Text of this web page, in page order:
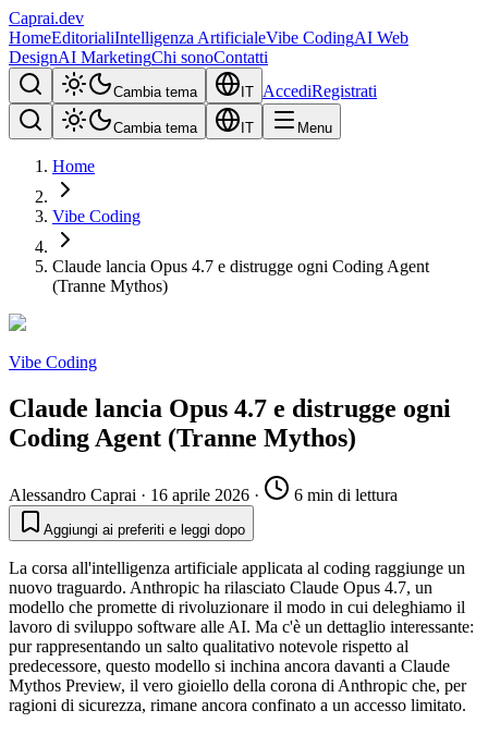
Caprai.dev
HomeEditorialiIntelligenza ArtificialeVibe CodingAI Web
DesignAI MarketingChi sonoContatti
Cambia tema IT AccediRegistrati
Cambia tema IT Menu
Home
Vibe Coding
Claude lancia Opus 4.7 e distrugge ogni Coding Agent
(Tranne Mythos)
Vibe Coding
Claude lancia Opus 4.7 e distrugge ogni
Coding Agent (Tranne Mythos)
Alessandro Caprai · 16 aprile 2026 · 6 min di lettura
Aggiungi ai preferiti e leggi dopo
La corsa all'intelligenza artificiale applicata al coding raggiunge un
nuovo traguardo. Anthropic ha rilasciato Claude Opus 4.7, un
modello che promette di rivoluzionare il modo in cui deleghiamo il
lavoro di sviluppo software alle AI. Ma c'è un dettaglio interessante:
pur rappresentando un salto qualitativo notevole rispetto al
predecessore, questo modello si inchina ancora davanti a Claude
Mythos Preview, il vero gioiello della corona di Anthropic che, per
ragioni di sicurezza, rimane ancora confinato a un accesso limitato.